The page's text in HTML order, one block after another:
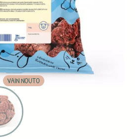
VAIN NOUTO